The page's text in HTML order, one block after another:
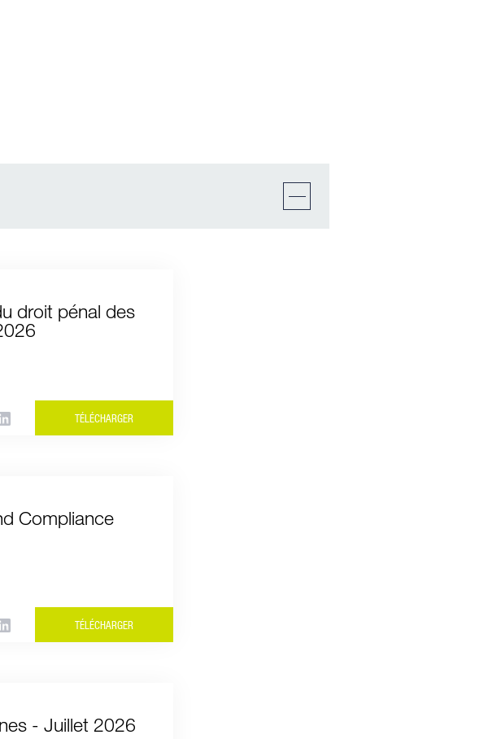
droit pénal des
TÉLÉCHARGER
Compliance
TÉLÉCHARGER
- Juillet 2026